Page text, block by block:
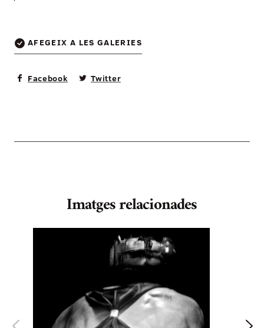
AFEGEIX A LES GALERIES
Facebook Twitter
Imatges relacionades